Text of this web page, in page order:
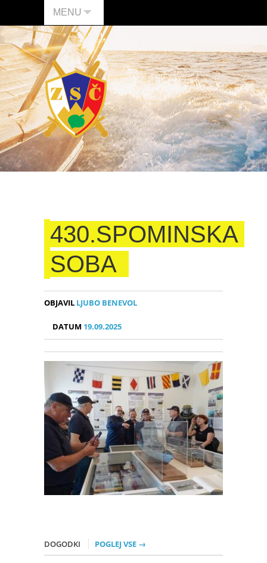
MENU
430.SPOMINSKA
SOBA
OBJAVIL LJUBO BENEVOL
DATUM 19.09.2025
DOGODKI POGLEJ VSE →